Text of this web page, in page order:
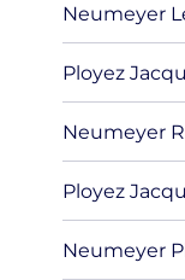
Neumeyer
Ployez
Neumeyer
Ployez
Neumeyer